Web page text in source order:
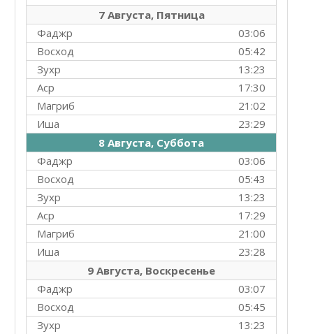
7 Августа, Пятница
03:06
Фаджр
05:42
Восход
13:23
Зухр
17:30
Аср
21:02
Магриб
23:29
Иша
8 Августа, Суббота
03:06
Фаджр
05:43
Восход
13:23
Зухр
17:29
Аср
21:00
Магриб
23:28
Иша
9 Августа, Воскресенье
03:07
Фаджр
05:45
Восход
13:23
Зухр